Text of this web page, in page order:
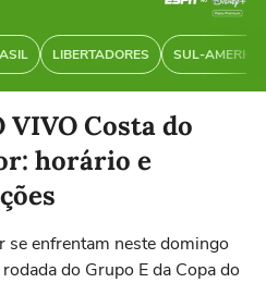
LIBERTADORES SUL-
Costa do
horário e
se enfrentam neste domingo
do Grupo E da Copa do